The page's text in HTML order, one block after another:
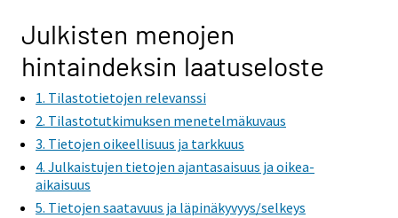
Julkisten menojen
hintaindeksin laatuseloste
1. Tilastotietojen relevanssi
2. Tilastotutkimuksen menetelmäkuvaus
3. Tietojen oikeellisuus ja tarkkuus
4. Julkaistujen tietojen ajantasaisuus ja oikea-
aikaisuus
5. Tietojen saatavuus ja läpinäkyvyys/selkeys